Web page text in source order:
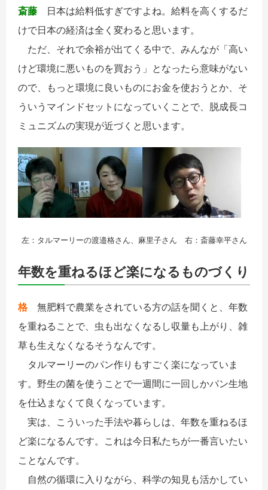
斎藤 日本は給料低すぎですよね。給料を高くするだ
けで日本の経済は全く変わると思います。
ただ、それで余裕が出てくる中で、みんなが「高い
けど環境に悪いものを買おう」となったら意味がない
ので、もっと環境に良いものにお金を使おうとか、そ
ういうマインドセットになっていくことで、脱成長コ
ミュニズムの実現が近づくと思います。
左：タルマーリーの渡邉格さん、麻里子さん 右：斎藤幸平さん
年数を重ねるほど楽になるものづくり
格無肥料で農業をされている方の話を聞くと、年数
を重ねることで、虫も出なくなるし収量も上がり、雑
草も生えなくなるそうなんです。
タルマーリーのパン作りもすごく楽になっていま
す。野生の菌を使うことで一週間に一回しかパン生地
を仕込まなくて良くなっています。
実は、こういった手法や暮らしは、年数を重ねるほ
ど楽になるんです。これは今日私たちが一番言いたい
ことなんです。
自然の循環に入りながら、科学の知見も活かしてい